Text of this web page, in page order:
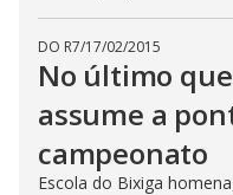
DO R7/17/02/2015
No último
assume a
campeonato
Escola do Bixiga